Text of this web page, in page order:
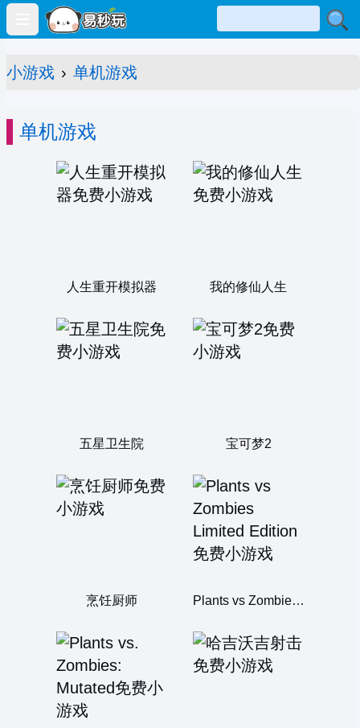
Open main menu
小游戏 › 单机游戏
单机游戏
人生重开模拟器 我的修仙人生
五星卫生院 宝可梦2
烹饪厨师 Plants vs Zombies Limited Edition